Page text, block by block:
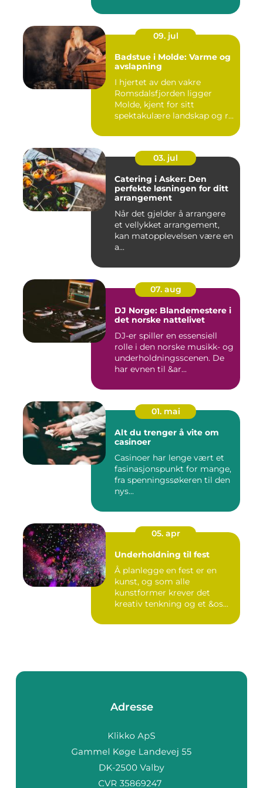
09. jul
Badstue i Molde: Varme og
avslapning
I hjertet av den vakre
Romsdalsfjorden ligger
Molde, kjent for sitt
spektakulære landskap og r...
03. jul
Catering i Asker: Den
perfekte løsningen for ditt
arrangement
Når det gjelder å arrangere
et vellykket arrangement,
kan matopplevelsen være en
a...
07. aug
DJ Norge: Blandemestere i
det norske nattelivet
DJ-er spiller en essensiell
rolle i den norske musikk- og
underholdningsscenen. De
har evnen til &ar...
01. mai
Alt du trenger å vite om
casinoer
Casinoer har lenge vært et
fasinasjonspunkt for mange,
fra spenningssøkeren til den
nys...
05. apr
Underholdning til fest
Å planlegge en fest er en
kunst, og som alle
kunstformer krever det
kreativ tenkning og et &os...
Adresse